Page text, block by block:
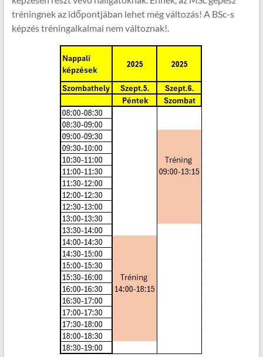
tréningnek az időpontjában lehet még változás! A BSc-s
képzés tréningalkalmai nem változnak!.